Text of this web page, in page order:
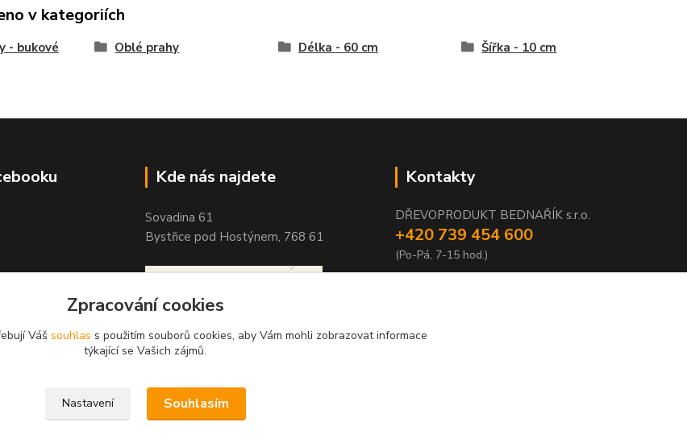
v kategoriích
- bukové Oblé prahy Délka - 60 cm Šířka - 10 cm
Kde nás najdete
Sovadina 61
Bystřice pod Hostýnem, 768 61
Kontakty
DŘEVOPRODUKT BEDNAŘÍK s.r.o.
+420 739 454 600
(Po-Pá, 7-15 hod.)
Zpracování cookies
Váš souhlas s použitím souborů cookies, aby Vám mohli zobrazovat informace
týkající se Vašich zájmů.
Nastavení Souhlasím